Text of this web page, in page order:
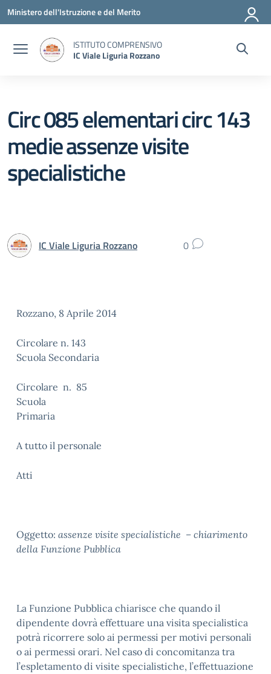
Vai ai contenuti
Vai al menu di navigazione
Vai al footer
Ministero dell'Istruzione e del Merito
ISTITUTO COMPRENSIVO
IC Viale Liguria Rozzano
Circ 085 elementari circ 143
medie assenze visite
specialistiche
IC Viale Liguria Rozzano 0
Rozzano, 8 Aprile 2014
Circolare n. 143
Scuola Secondaria
Circolare n. 85
Scuola
A tutto il personale
Atti
Oggetto: assenze visite specialistiche – chiarimento
della Funzione Pubblica
La Funzione Pubblica chiarisce che quando il
dipendente dovrà effettuare una visita specialistica
potrà ricorrere solo ai permessi per motivi personali
o ai permessi orari. Nel caso di concomitanza tra
l’espletamento di visite specialistiche, l’effettuazione